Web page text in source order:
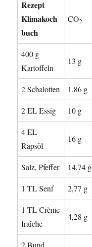
Rezept
Klimakoch
buch
CO2
400 g
Kartoffeln
13 g
2 Schalotten 1,86 g
2 EL Essig 10 g
4 EL
Rapsöl
16 g
Salz, Pfeffer 14,74 g
1 TL Senf 2,77 g
1 TL Crème
fraîche
4,28 g
2 Bund